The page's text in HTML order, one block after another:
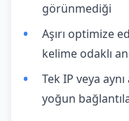
görünmediği
Aşırı optimize
kelime odaklı
Tek IP veya
yoğun